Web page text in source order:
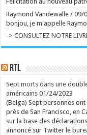
de cette 14e édition : le death
géante installée au sommet
Michel Dejeneffe, "papa" de
Le célèbre ventriloque s'est
...
"Legend" et son animateur
Phénomène médiatique
70 millions d'euros. C'est
plus d'un titre. Une success-
nombreuses critiques en ce
Raymond Vandewalle /09/
bonjou, je m'appelle
-> CONSULTEZ NOTRE
RTL
Sept morts dans une
américains 01/24/2023
(Belga) Sept personnes
près de San Francisco, en
sur la base des
annoncé sur Twitter le